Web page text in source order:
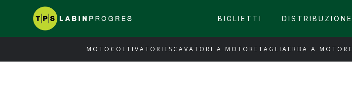
BIGLIETTI DISTRIBUZIONE
MOTOCOLTIVATORI ESCAVATORI A MOTORETAGLIAERBA A MOTORE